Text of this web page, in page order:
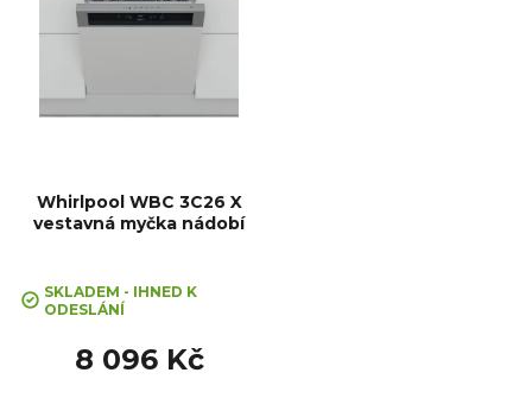
Whirlpool WBC 3C26 X
vestavná myčka nádobí
SKLADEM - IHNED K
ODESLÁNÍ
8 096 Kč